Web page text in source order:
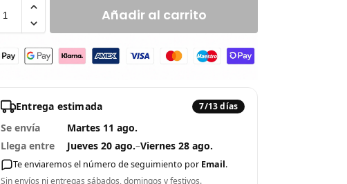
Añadir al carrito
Entrega estimada 7/13 días
Se envía
Martes 11 ago.
Llega entre
Jueves 20 ago.–Viernes 28 ago.
Te enviaremos el número de seguimiento por Email.
Sin envíos ni entregas sábados, domingos y festivos.